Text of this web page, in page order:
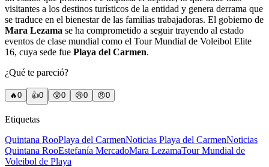
visitantes a los destinos turísticos de la entidad y genera derrama que
se traduce en el bienestar de las familias trabajadoras. El gobierno de
Mara Lezama se ha comprometido a seguir trayendo al estado
eventos de clase mundial como el Tour Mundial de Voleibol Elite
16, cuya sede fue Playa del Carmen.
¿Qué te pareció?
🔥0 👍0 😲0 😢0 😠0
Etiquetas
Quintana RooPlaya del CarmenNoticias Playa del CarmenNoticias
Quintana RooEstefanía MercadoMara LezamaTour Mundial de
Voleibol de Playa